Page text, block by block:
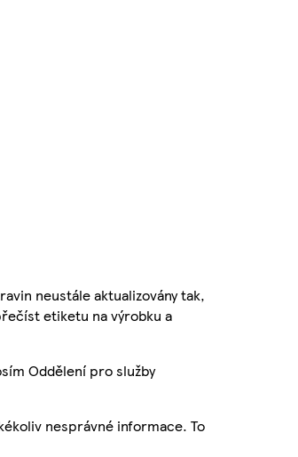
neustále aktualizovány tak,
etiketu na výrobku a
Oddělení pro služby
nesprávné informace. To